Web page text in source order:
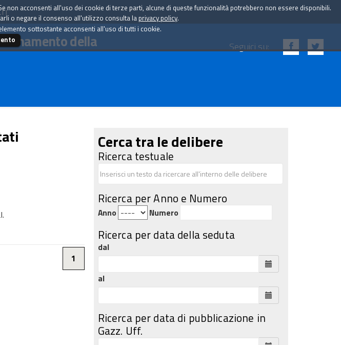
della Seguici su:
1
Cerca tra le delibere
Ricerca testuale
Ricerca per Anno e Numero
Anno Numero
Ricerca per data della seduta
dal
al
Ricerca per data di pubblicazione in
Gazz. Uff.
acconsenti all'uso dei cookie di terze parti, alcune di queste funzionalità potrebbero non essere disponibili.
o negare il consenso all'utilizzo consulta la privacy policy.
sottostante acconsenti all'uso di tutti i cookie.